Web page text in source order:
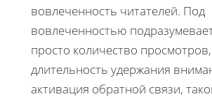
вовлеченность читателей. Под
вовлеченностью
просто количество
длительность удержания
активация обратной связи,